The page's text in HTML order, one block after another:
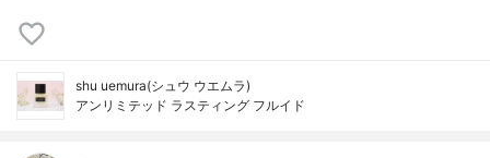
shu uemura(シュウ ウエムラ)
アンリミテッド ラスティング フルイド